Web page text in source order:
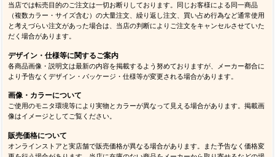
当店では転売目的のご注文は一切お断りしております。同じお客様による同一商品
（複数カラー・サイズ含む）の大量注文、繰り返し注文、買い占め行為など通常使用
と考えづらい注文があった場合は、当店の判断によりご注文をキャンセルさせていた
だく場合があります。
デザイン・仕様等に関するご案内
各商品画像・説明文は最新の内容を掲載するよう努めておりますが、メーカー都合に
より予告なくデザイン・パッケージ・仕様等が変更される場合があります。
画像・カラーについて
ご使用のモニタ環境等により実物とカラーが異なって見える場合があります。掲載画
像はイメージとしてご覧ください。
販売価格について
オンラインストアと実店舗で販売価格が異なる場合があります。また予告なく価格変